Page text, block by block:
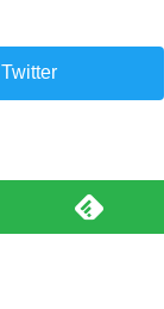
Twitter